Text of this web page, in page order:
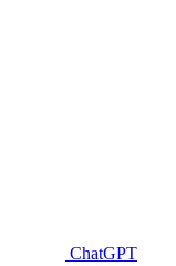
ChatGPT